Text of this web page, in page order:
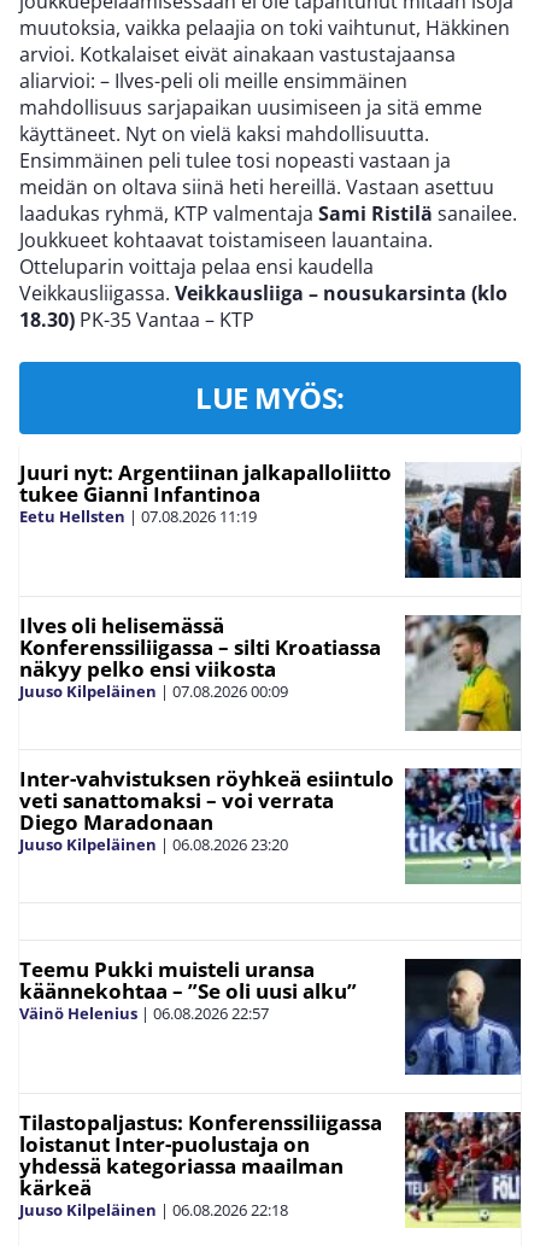
muutoksia, vaikka pelaajia on toki vaihtunut, Häkkinen
arvioi. Kotkalaiset eivät ainakaan vastustajaansa
aliarvioi: – Ilves-peli oli meille ensimmäinen
mahdollisuus sarjapaikan uusimiseen ja sitä emme
käyttäneet. Nyt on vielä kaksi mahdollisuutta.
Ensimmäinen peli tulee tosi nopeasti vastaan ja
meidän on oltava siinä heti hereillä. Vastaan asettuu
laadukas ryhmä, KTP valmentaja Sami Ristilä sanailee.
Joukkueet kohtaavat toistamiseen lauantaina.
Otteluparin voittaja pelaa ensi kaudella
Veikkausliigassa. Veikkausliiga – nousukarsinta (klo
18.30) PK-35 Vantaa – KTP
LUE MYÖS:
Juuri nyt: Argentiinan jalkapalloliitto
tukee Gianni Infantinoa
Eetu Hellsten | 07.08.2026 11:19
Ilves oli helisemässä
Konferenssiliigassa – silti Kroatiassa
näkyy pelko ensi viikosta
Juuso Kilpeläinen | 07.08.202600:09
Inter-vahvistuksen röyhkeä esiintulo
veti sanattomaksi – voi verrata
Diego Maradonaan
Juuso Kilpeläinen | 06.08.202623:20
Teemu Pukki muisteli uransa
käännekohtaa – ”Se oli uusi alku”
Väinö Helenius | 06.08.202622:57
Tilastopaljastus: Konferenssiliigassa
loistanut Inter-puolustaja on
yhdessä kategoriassa maailman
kärkeä
Juuso Kilpeläinen | 06.08.202622:18